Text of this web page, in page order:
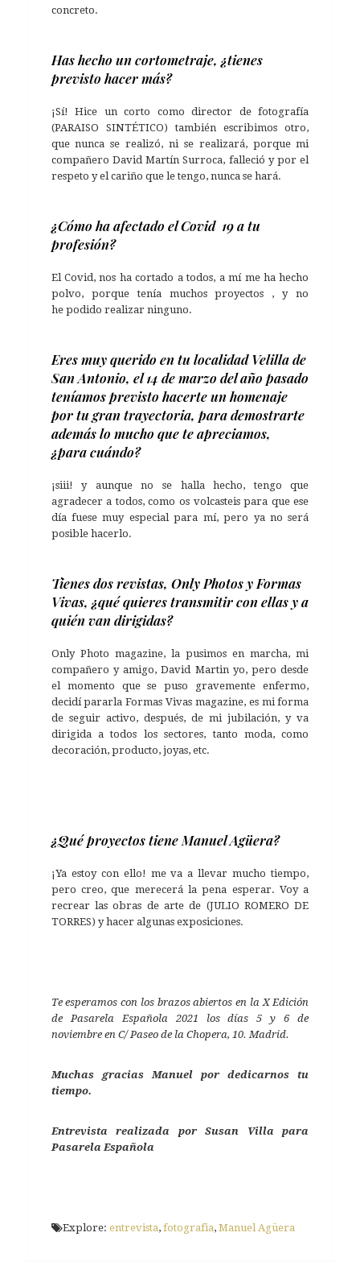
concreto.
Has hecho un cortometraje, ¿tienes
previsto hacer más?
¡Sí! Hice un corto como director de fotografía
(PARAISO SINTÉTICO) también escribimos otro,
que nunca se realizó, ni se realizará, porque mi
compañero David Martín Surroca, falleció y por el
respeto y el cariño que le tengo, nunca se hará.
¿Cómo ha afectado el Covid 19 a tu
profesión?
El Covid, nos ha cortado a todos, a mí me ha hecho
polvo, porque tenía muchos proyectos , y no
he podido realizar ninguno.
Eres muy querido en tu localidad Velilla de
San Antonio, el 14 de marzo del año pasado
teníamosprevisto hacerte un homenaje
por tu gran trayectoria, para demostrarte
además lo mucho que teapreciamos,
¿para cuándo?
¡siii! y aunque no se halla hecho, tengo que
agradecer a todos, como os volcasteis para que ese
día fuese muy especial para mí, pero ya no será
posible hacerlo.
Tienes dos revistas, Only Photos y Formas
Vivas, ¿qué quieres transmitir con ellas y a
quién van dirigidas?
Only Photo magazine, la pusimos en marcha, mi
compañero y amigo, David Martin yo, pero desde
el momento que se puso gravemente enfermo,
decidí pararla Formas Vivas magazine, es mi forma
de seguir activo, después, de mi jubilación, y va
dirigida a todos los sectores, tanto moda, como
decoración, producto, joyas, etc.
¿Qué proyectos tiene Manuel Agüera?
¡Ya estoy con ello! me va a llevar mucho tiempo,
pero creo, que merecerá la pena esperar. Voy a
recrear las obras de arte de (JULIO ROMERO DE
TORRES) y hacer algunas exposiciones.
Te esperamos con los brazos abiertos en la X Edición
de Pasarela Española 2021 los días 5 y 6 de
noviembre en C/ Paseo de la Chopera, 10. Madrid.
Muchas gracias Manuel por dedicarnos tu
tiempo.
Entrevista realizada por Susan Villa para
Pasarela Española
Explore: entrevista, fotografia, Manuel Agüera